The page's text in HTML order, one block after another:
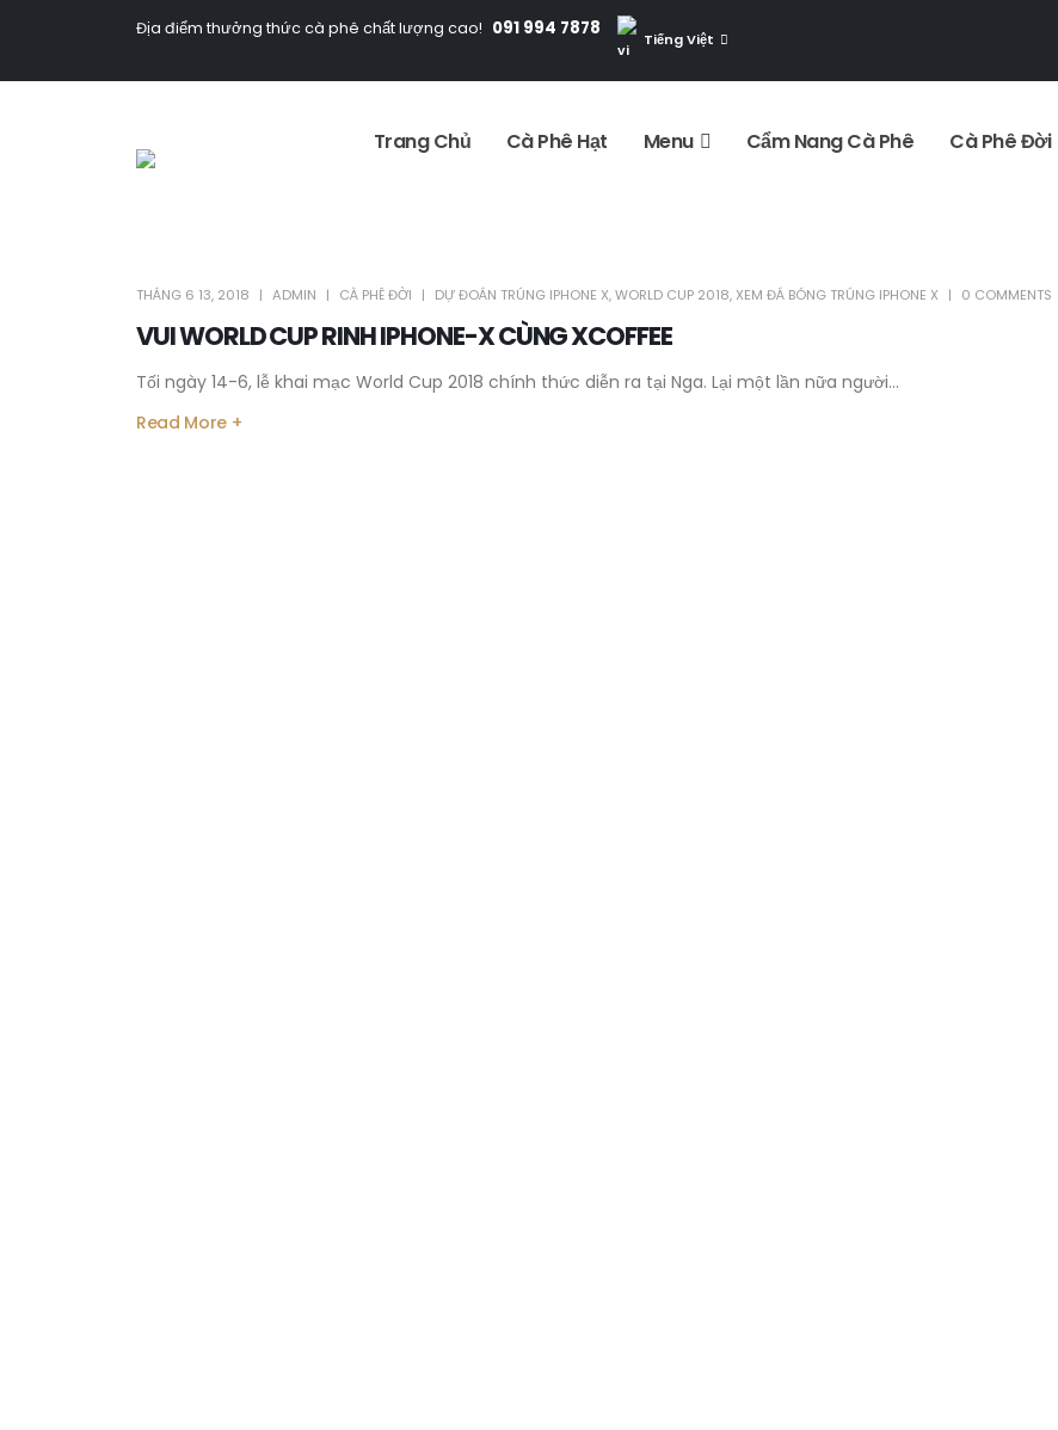
Địa điểm thưởng thức cà phê chất lượng cao! 091 994 7878
Tiếng Việt
Trang Chủ Cà Phê Hạt Menu Cẩm Nang Cà Phê Cà Phê Đời
VUI WORLD CUP RINH IPHONE-X CÙNG XCOFFEE
THÁNG 6 13, 2018 ADMIN CÀ PHÊ ĐỜI DỰ ĐOÁN TRÚNG IPHONE X,WORLD CUP 2018, XEM ĐÁ BÓNG TRÚNG IPHONE X 0 COMMENTS
Tối ngày 14-6, lễ khai mạc World Cup 2018 chính thức diễn ra tại Nga. Lại một lần nữa người...
Read More +